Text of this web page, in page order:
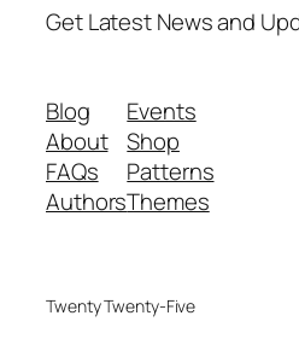
Get Latest News and
Blog
About
FAQs
Authors
Events
Shop
Patterns
Themes
Twenty Twenty-Five